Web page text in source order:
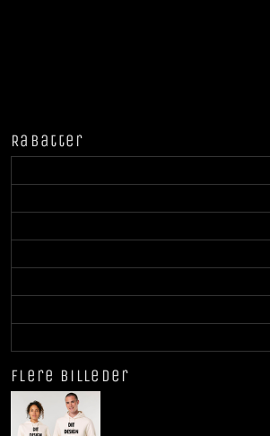
Rabatter
Flere billeder